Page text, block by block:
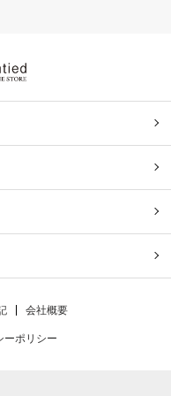
会社概要
ーポリシー